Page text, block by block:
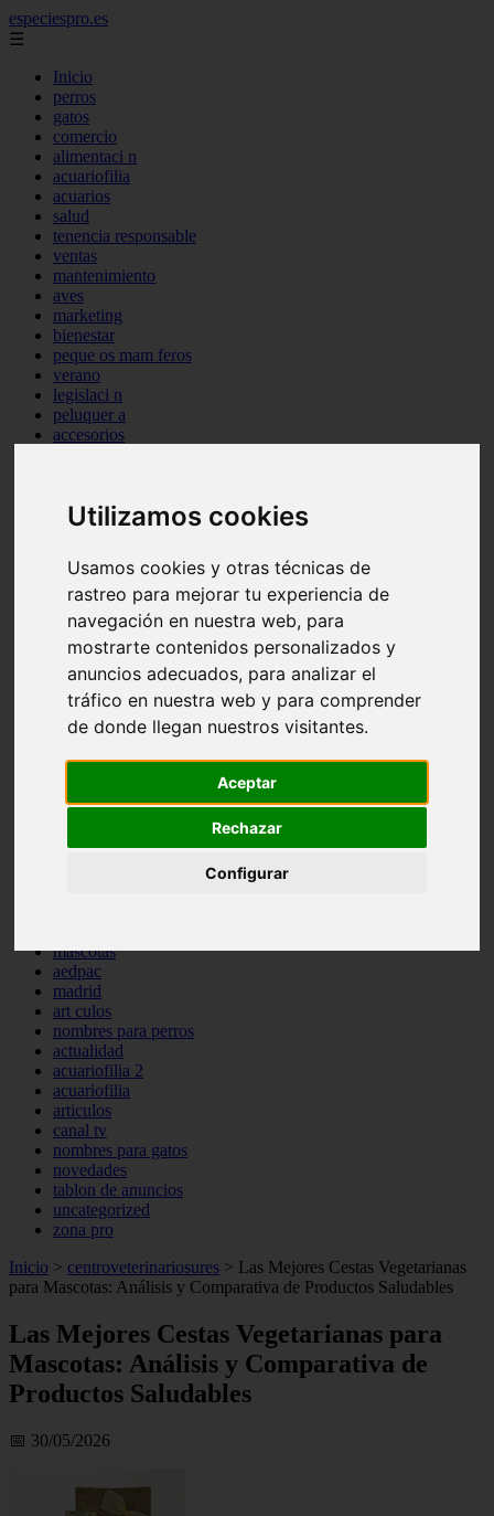
Utilizamos cookies
Usamos cookies y otras técnicas de
rastreo para mejorar tu experiencia de
navegación en nuestra web, para
mostrarte contenidos personalizados y
anuncios adecuados, para analizar el
tráfico en nuestra web y para comprender
de donde llegan nuestros visitantes.
Aceptar
Rechazar
Configurar
especiespro.es
☰
Inicio
perros
gatos
comercio
alimentaci n
acuariofilia
acuarios
salud
tenencia responsable
ventas
mantenimiento
aves
marketing
bienestar
peque os mam feros
verano
legislaci n
peluquer a
accesorios
comportamiento
abandono
adopci n
ferias
higiene
snacks
acuario
iberzoo propet
comercios
estanques
navidad
terapia asistida
mascotas
aedpac
madrid
art culos
nombres para perros
actualidad
acuariofilia 2
acuariofilia
articulos
canal tv
nombres para gatos
novedades
tablon de anuncios
uncategorized
zona pro
Inicio > centroveterinariosures > Las Mejores Cestas Vegetarianas
para Mascotas: Análisis y Comparativa de Productos Saludables
Las Mejores Cestas Vegetarianas para
Mascotas: Análisis y Comparativa de
Productos Saludables
📅 30/05/2026